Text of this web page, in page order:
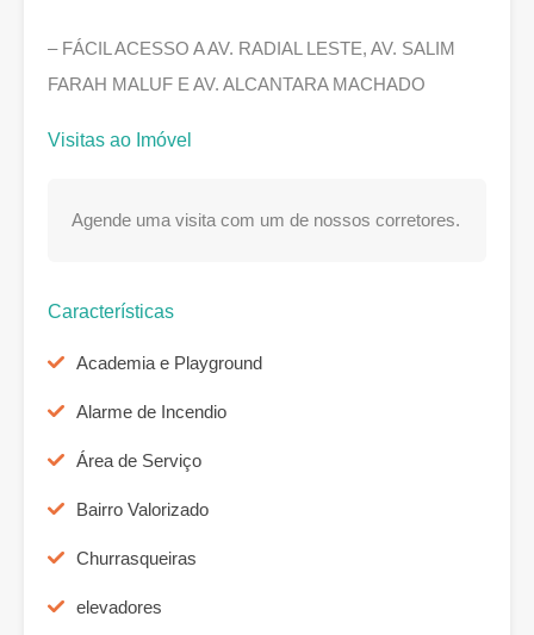
– FÁCIL ACESSO A AV. RADIAL LESTE, AV. SALIM
FARAH MALUF E AV. ALCANTARA MACHADO
Visitas ao Imóvel
Agende uma visita com um de nossos corretores.
Características
Academia e Playground
Alarme de Incendio
Área de Serviço
Bairro Valorizado
Churrasqueiras
elevadores